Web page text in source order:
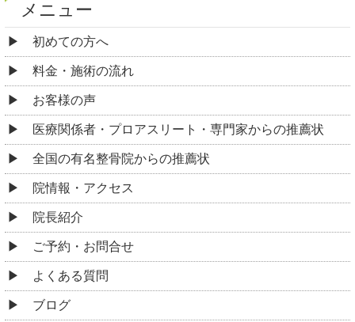
メニュー
初めての方へ
料金・施術の流れ
お客様の声
医療関係者・プロアスリート・専門家からの推薦状
全国の有名整骨院からの推薦状
院情報・アクセス
院長紹介
ご予約・お問合せ
よくある質問
ブログ